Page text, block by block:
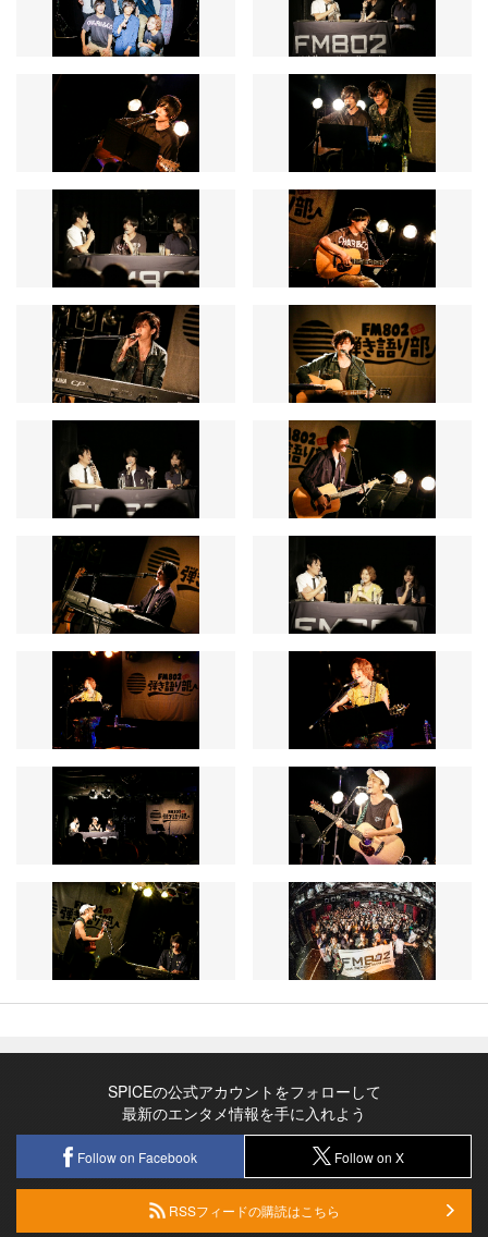
SPICEの公式アカウントをフォローして
最新のエンタメ情報を手に入れよう
Follow on Facebook Follow on X
RSSフィードの購読はこちら